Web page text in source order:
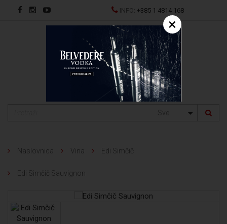
INFO:+385 1 4814 168
EN
Naslovnica Vina Edi Simčič
Edi Simčič Sauvignon
×